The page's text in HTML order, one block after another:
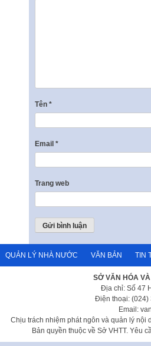
Tên *
Email *
Trang web
QUẢN LÝ NHÀ NƯỚC VĂN BẢN TIN
SỞ VĂN HÓA
Địa chỉ: Số 47
Điện thoại: (024)
Email:
Chịu trách nhiệm phát ngôn và quản lý nội
Bản quyền thuộc về Sở VHTT. Yêu